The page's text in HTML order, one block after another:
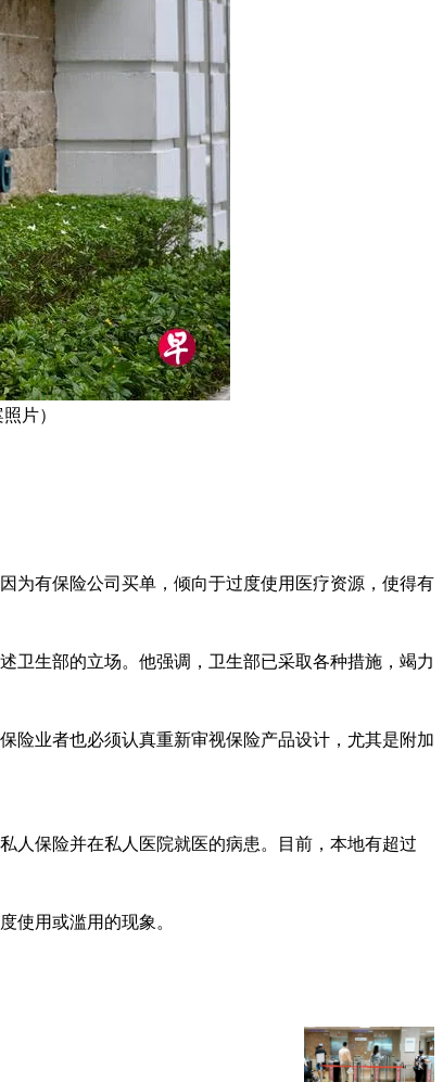
片）
为有保险公司买单，倾向于过度使用医疗资源，使得有
卫生部的立场。他强调，卫生部已采取各种措施，竭力
险业者也必须认真重新审视保险产品设计，尤其是附加
人保险并在私人医院就医的病患。目前，本地有超过
使用或滥用的现象。